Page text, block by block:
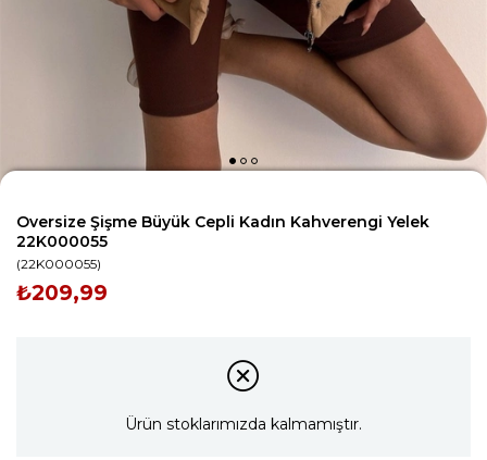
Oversize Şişme Büyük Cepli Kadın Kahverengi Yelek
22K000055
(22K000055)
₺209,99
Ürün stoklarımızda kalmamıştır.